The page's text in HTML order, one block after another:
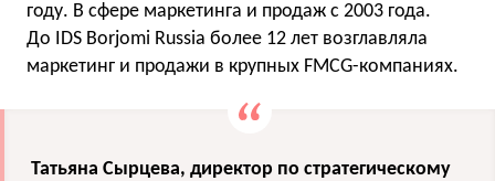
году. В сфере маркетинга и продаж c 2003 года.
До IDS Borjomi Russia более 12 лет возглавляла
маркетинг и продажи в крупных FMCG-компаниях.
Татьяна Сырцева, директор по стратегическому